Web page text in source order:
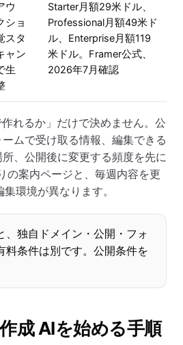
ウ
ショ
スタ
ャン
生
Starter月額29米ドル、
Professional月額49米ド
ル、Enterprise月額119
米ドル。Framer公式、
2026年7月確認
れるか」だけで決めません。公
ムで受け取る情報、編集できる
、公開後に変更する頻度を先に
の案内ページと、毎週内容を更
環境が異なります。
、独自ドメイン・公開・フォ
料条件は別です。公開条件を
成 AIを始める手順